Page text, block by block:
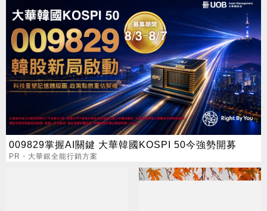
009829掌握AI關鍵 大華韓國KOSPI 50今強勢開募
PR・大華銀全能行銷方案